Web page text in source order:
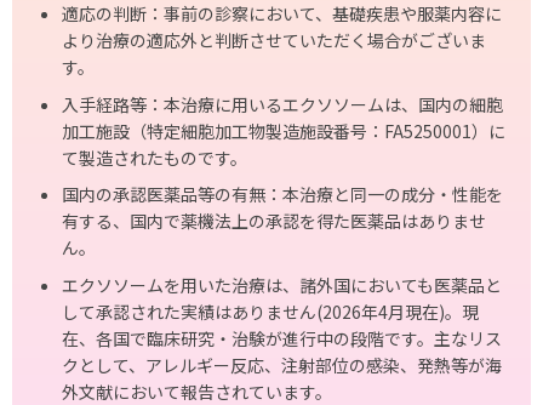
適応の判断：事前の診察において、基礎疾患や服薬内容に
より治療の適応外と判断させていただく場合がございま
す。
入手経路等：本治療に用いるエクソソームは、国内の細胞
加工施設（特定細胞加工物製造施設番号：FA5250001）に
て製造されたものです。
国内の承認医薬品等の有無：本治療と同一の成分・性能を
有する、国内で薬機法上の承認を得た医薬品はありませ
ん。
エクソソームを⽤いた治療は、諸外国においても医薬品と
して承認された実績はありません(2026年4⽉現在)。現
在、各国で臨床研究・治験が進⾏中の段階です。主なリス
クとして、アレルギー反応、注射部位の感染、発熱等が海
外⽂献において報告されています。